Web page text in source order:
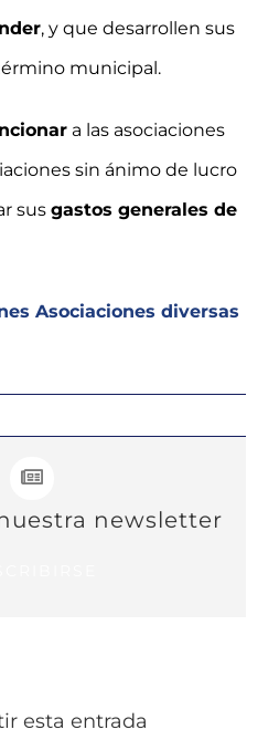
, y que desarrollen sus
municipal.
a las asociaciones
sin ánimo de lucro
sus gastos generales de
Asociaciones diversas
newsletter
esta entrada